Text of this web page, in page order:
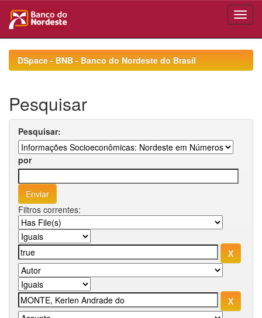
navigationDSpace - BNB - Banco do Nordeste do Brasil
Pesquisar
Pesquisar:
por
Filtros correntes: